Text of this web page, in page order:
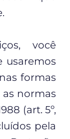
você
usaremos
formas
normas
(art. 5º,
pela